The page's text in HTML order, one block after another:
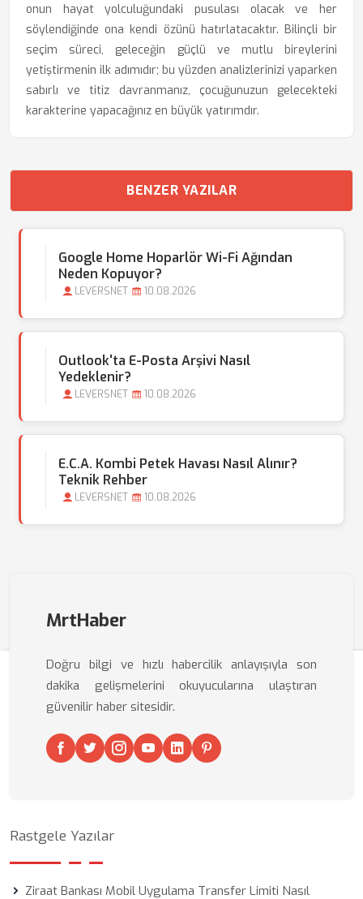
onun hayat yolculuğundaki pusulası olacak ve her
söylendiğinde ona kendi özünü hatırlatacaktır. Bilinçli bir
seçim süreci, geleceğin güçlü ve mutlu bireylerini
yetiştirmenin ilk adımıdır; bu yüzden analizlerinizi yaparken
sabırlı ve titiz davranmanız, çocuğunuzun gelecekteki
karakterine yapacağınız en büyük yatırımdır.
BENZER YAZILAR
Google Home Hoparlör Wi-Fi Ağından
Neden Kopuyor?
LEVERSNET 10.08.2026
Outlook'ta E-Posta Arşivi Nasıl
Yedeklenir?
LEVERSNET 10.08.2026
E.C.A. Kombi Petek Havası Nasıl Alınır?
Teknik Rehber
LEVERSNET 10.08.2026
MrtHaber
Doğru bilgi ve hızlı habercilik anlayışıyla son
dakika gelişmelerini okuyucularına ulaştıran
güvenilir haber sitesidir.
Rastgele Yazılar
Ziraat Bankası Mobil Uygulama Transfer Limiti Nasıl